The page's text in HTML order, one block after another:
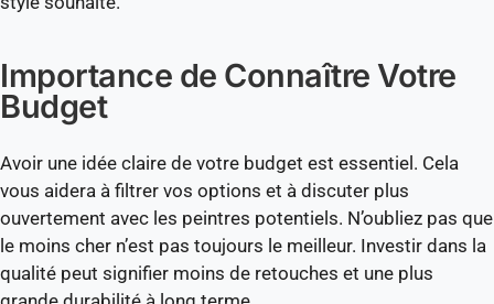
Importance de Connaître Votre
Budget
Avoir une idée claire de votre budget est essentiel. Cela
vous aidera à filtrer vos options et à discuter plus
ouvertement avec les peintres potentiels. N’oubliez pas que
le moins cher n’est pas toujours le meilleur. Investir dans la
qualité peut signifier moins de retouches et une plus